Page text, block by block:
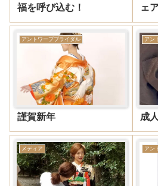
福を呼び込む！
ェ
アントワープブライダル
謹賀新年
アン
成
メディア アン